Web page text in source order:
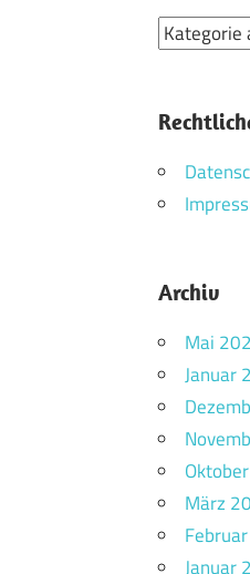
Kategorien
Archiv
Mai
Januar
März
Januar